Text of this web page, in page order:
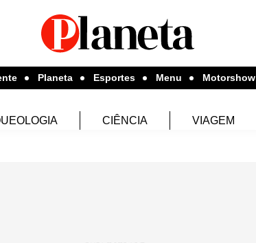
Planeta Esportes Menu Motorshow
CIÊNCIA VIAGEM